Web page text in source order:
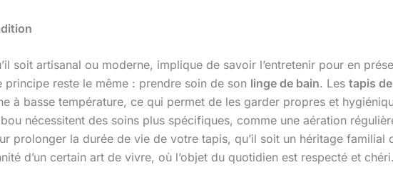
soit artisanal ou moderne, implique de savoir l’entretenir pour en
principe reste le même : prendre soin de son linge de bain. Les tapis
à basse température, ce qui permet de les garder propres et
nécessitent des soins plus spécifiques, comme une aération
prolonger la durée de vie de votre tapis, qu’il soit un héritage familial
d’un certain art de vivre, où l’objet du quotidien est respecté et chéri.